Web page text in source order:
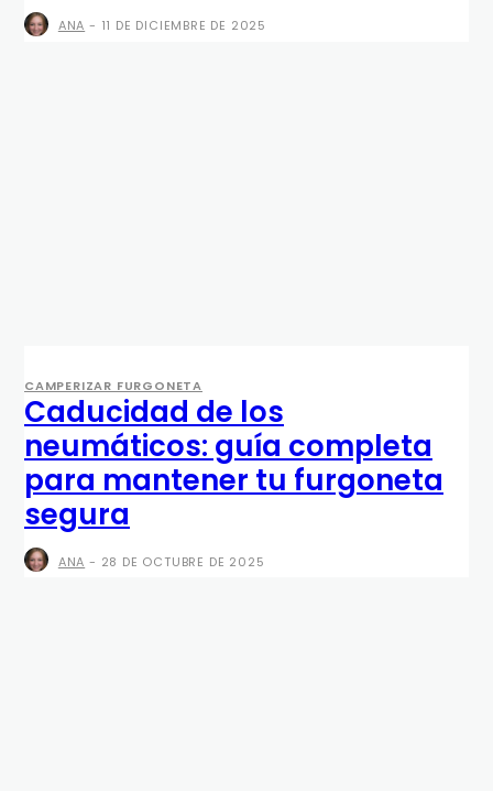
ANA - 11 DE DICIEMBRE DE 2025
CAMPERIZAR FURGONETA
Caducidad de los
neumáticos: guía completa
para mantener tu furgoneta
segura
ANA - 28 DE OCTUBRE DE 2025